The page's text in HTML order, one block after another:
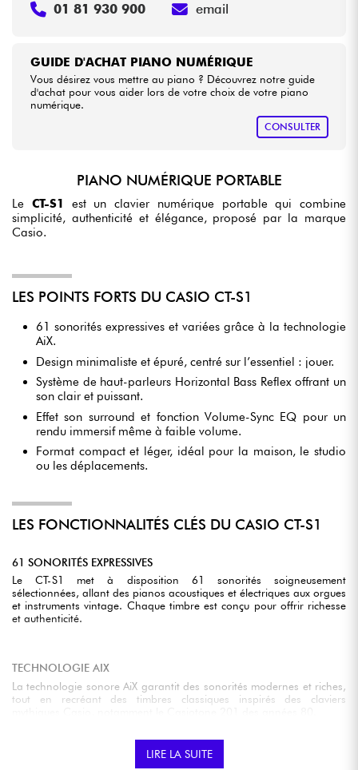
GUIDE D'ACHAT PIANO NUMÉRIQUE
Vous désirez vous mettre au piano ? Découvrez notre guide
d'achat pour vous aider lors de votre choix de votre piano
numérique.
CONSULTER
01 81 930 900 email
PIANO NUMÉRIQUE PORTABLE
Le CT-S1 est un clavier numérique portable qui combine
simplicité, authenticité et élégance, proposé par la marque
Casio.
LES POINTS FORTS DU CASIO CT-S1
61 sonorités expressives et variées grâce à la technologie
AiX.
Design minimaliste et épuré, centré sur l’essentiel : jouer.
Système de haut-parleurs Horizontal Bass Reflex offrant un
son clair et puissant.
Effet son surround et fonction Volume-Sync EQ pour un
rendu immersif même à faible volume.
Format compact et léger, idéal pour la maison, le studio
ou les déplacements.
LES FONCTIONNALITÉS CLÉS DU CASIO CT-S1
61 SONORITÉS EXPRESSIVES
Le CT-S1 met à disposition 61 sonorités soigneusement
sélectionnées, allant des pianos acoustiques et électriques aux orgues
et instruments vintage. Chaque timbre est conçu pour offrir richesse
et authenticité.
TECHNOLOGIE AIX
La technologie sonore AiX garantit des sonorités modernes et riches,
tout en recréant des timbres classiques inspirés des claviers
LIRE LA SUITE